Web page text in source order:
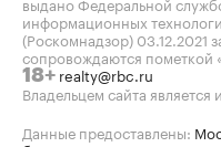
информационных
(Роскомнадзор)
сопровождаются пометкой
18+ realty@rbc.ru
Владельцем сайта
Данные предоставлены: